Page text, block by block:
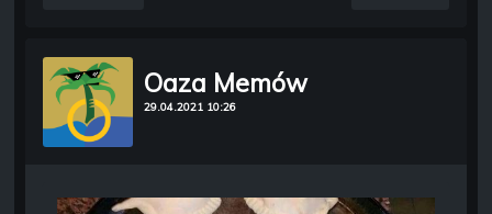
Oaza Memów
29.04.2021 10:26